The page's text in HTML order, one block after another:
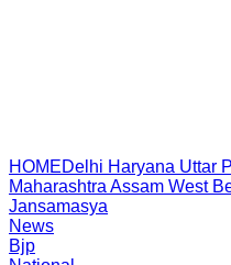
HOMEDelhi Haryana Uttar
Maharashtra Assam West
Jansamasya
News
Bjp